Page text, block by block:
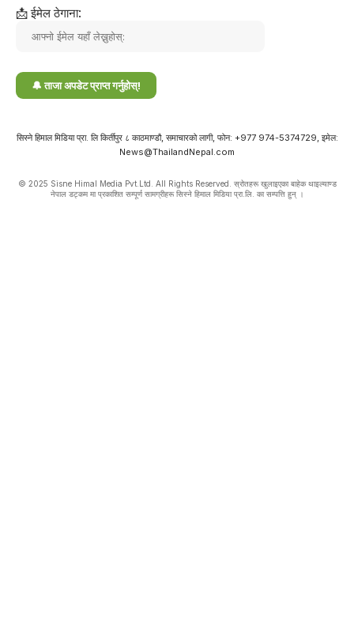
📩 ईमेल ठेगाना:
सिस्ने हिमाल मिडिया प्रा. लि किर्तीपुर ८ काठमाण्डौ, समाचारको लागी, फोन: +977 974-5374729, इमेल:
News@ThailandNepal.com
© 2025 Sisne Himal Media Pvt.Ltd. All Rights Reserved. स्रोतहरू खुलाइएका बाहेक थाइल्याण्ड
नेपाल डट्कम मा प्रकाशित सम्पूर्ण सामग्रीहरू सिस्ने हिमाल मिडिया प्रा.लि. का सम्पत्ति हुन् ।